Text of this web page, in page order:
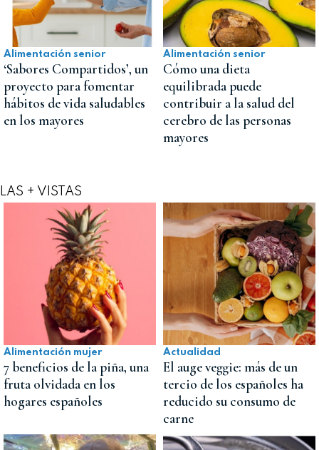
Alimentación senior
‘Sabores Compartidos’, un
proyecto para fomentar
hábitos de vida saludables
en los mayores
Alimentación senior
Cómo una dieta
equilibrada puede
contribuir a la salud del
cerebro de las personas
mayores
LAS + VISTAS
Alimentación mujer
7 beneficios de la piña, una
fruta olvidada en los
hogares españoles
Actualidad
El auge veggie: más de un
tercio de los españoles ha
reducido su consumo de
carne